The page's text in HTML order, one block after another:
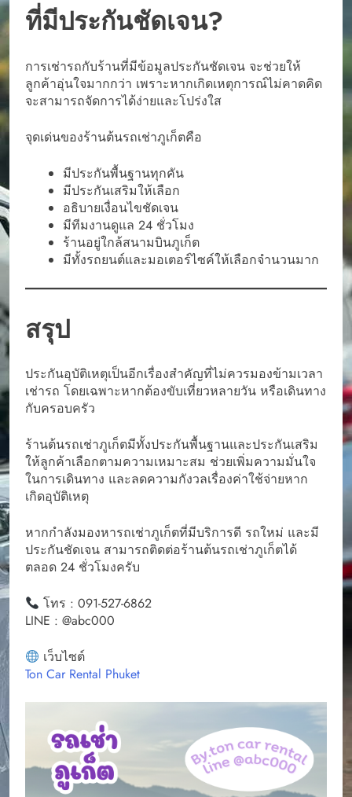
ที่มีประกันชัดเจน?
การเช่ารถกับร้านที่มีข้อมูลประกันชัดเจน จะช่วยให้
ลูกค้าอุ่นใจมากกว่า เพราะหากเกิดเหตุการณ์ไม่คาดคิด
จะสามารถจัดการได้ง่ายและโปร่งใส
จุดเด่นของร้านต้นรถเช่าภูเก็ตคือ
มีประกันพื้นฐานทุกคัน
มีประกันเสริมให้เลือก
อธิบายเงื่อนไขชัดเจน
มีทีมงานดูแล 24 ชั่วโมง
ร้านอยู่ใกล้สนามบินภูเก็ต
มีทั้งรถยนต์และมอเตอร์ไซค์ให้เลือกจำนวนมาก
สรุป
ประกันอุบัติเหตุเป็นอีกเรื่องสำคัญที่ไม่ควรมองข้ามเวลา
เช่ารถ โดยเฉพาะหากต้องขับเที่ยวหลายวัน หรือเดินทาง
กับครอบครัว
ร้านต้นรถเช่าภูเก็ตมีทั้งประกันพื้นฐานและประกันเสริม
ให้ลูกค้าเลือกตามความเหมาะสม ช่วยเพิ่มความมั่นใจ
ในการเดินทาง และลดความกังวลเรื่องค่าใช้จ่ายหาก
เกิดอุบัติเหตุ
หากกำลังมองหารถเช่าภูเก็ตที่มีบริการดี รถใหม่ และมี
ประกันชัดเจน สามารถติดต่อร้านต้นรถเช่าภูเก็ตได้
ตลอด 24 ชั่วโมงครับ
โทร : 091-527-6862
LINE : @abc000
เว็บไซต์
Ton Car Rental Phuket